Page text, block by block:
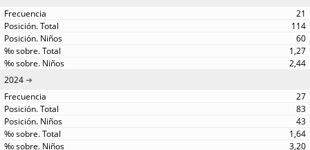
21
114
60
1,27
2,44
2024
27
83
43
1,64
3,20